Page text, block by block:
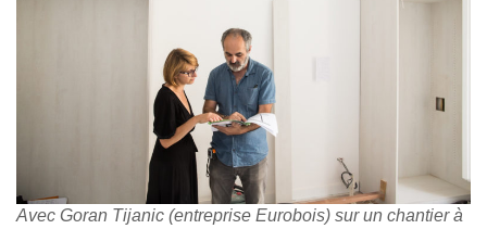
Avec Goran Tijanic (entreprise Eurobois) sur un chantier à